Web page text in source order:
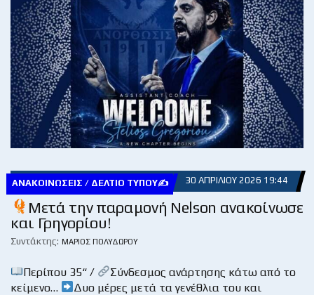
ΑΝΑΚΟΙΝΏΣΕΙΣ / ΔΕΛΤΊΟ ΤΎΠΟΥ✍ 30 ΑΠΡΙΛΊΟΥ 2026 19:44
Μετά την παραμονή Nelson ανακοίνωσε
και Γρηγορίου!
Συντάκτης: ΜΆΡΙΟΣ ΠΟΛΥΔΏΡΟΥ
Περίπου 35“ /
Σύνδεσμος ανάρτησης κάτω από το
κείμενο…
Δυο μέρες μετά τα γενέθλια του και